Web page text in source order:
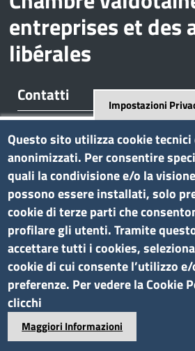
entreprises et des
libérales
Contatti
tel. 0165 573001
P.I. 01079470074
C.F. 91046340070
Pec
Amministrazione
Bandi di gara e contratti
Bilanci
Concorsi e selezioni
Procedimenti
Impostazioni
Questo sito utilizza cookie
anonimizzati. Per consentire
quali la condivisione e/o la
possono essere installati, solo
cookie di terze parti che
profilare gli utenti. Tramite
accettare tutti i cookies,
cookie di cui consente l’utilizzo
preferenze. Per vedere la Cookie
clicchi
Maggiori Informazioni